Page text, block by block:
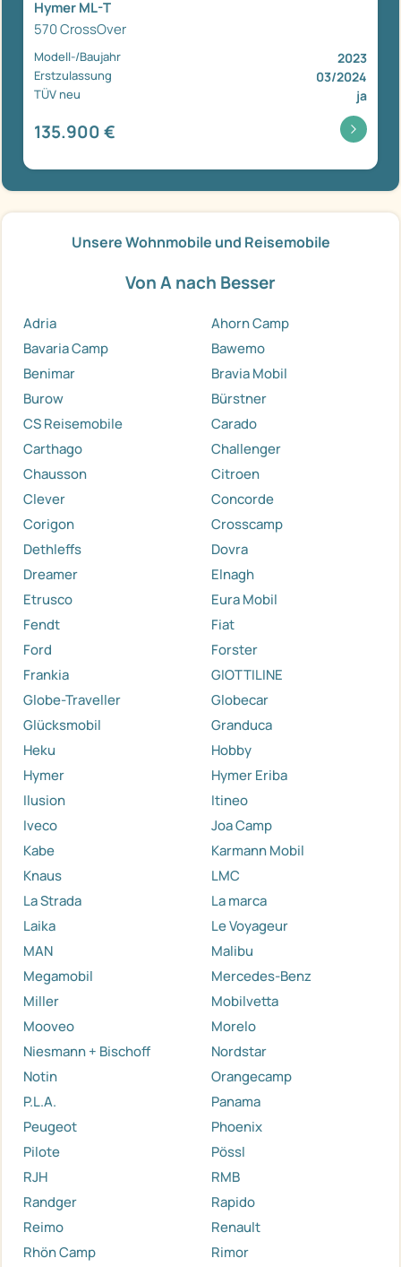
Hymer ML-T
570 CrossOver
Modell-/Baujahr 2023
Erstzulassung 03/2024
TÜV neu ja
135.900 €
Unsere Wohnmobile und Reisemobile
Von A nach Besser
Adria
Ahorn Camp
Bavaria Camp
Bawemo
Benimar
Bravia Mobil
Burow
Bürstner
CS Reisemobile
Carado
Carthago
Challenger
Chausson
Citroen
Clever
Concorde
Corigon
Crosscamp
Dethleffs
Dovra
Dreamer
Elnagh
Etrusco
Eura Mobil
Fendt
Fiat
Ford
Forster
Frankia
GIOTTILINE
Globe-Traveller
Globecar
Glücksmobil
Granduca
Heku
Hobby
Hymer
Hymer Eriba
Ilusion
Itineo
Iveco
Joa Camp
Kabe
Karmann Mobil
Knaus
LMC
La Strada
La marca
Laika
Le Voyageur
MAN
Malibu
Megamobil
Mercedes-Benz
Miller
Mobilvetta
Mooveo
Morelo
Niesmann + Bischoff
Nordstar
Notin
Orangecamp
P.L.A.
Panama
Peugeot
Phoenix
Pilote
Pössl
RJH
RMB
Randger
Rapido
Reimo
Renault
Rhön Camp
Rimor